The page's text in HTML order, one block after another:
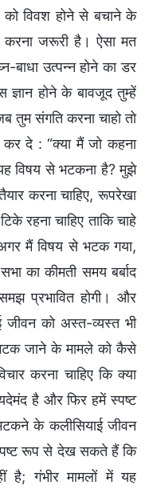
विवश होने से बचाने के
करना जरूरी है। ऐसा मत
बाधा उत्पन्न होने का डर
ज्ञान होने के बावजूद तुम्हें
संगति करना चाहो तो
दे : “क्या मैं जो कहना
विषय से भटकना है? मुझे
करना चाहिए, रूपरेखा
रहना चाहिए ताकि चाहे
मैं विषय से भटक गया,
का कीमती समय बर्बाद
प्रभावित होगी। और
जीवन को अस्त-व्यस्त भी
जाने के मामले को कैसे
करना चाहिए कि क्या
है और फिर हमें स्पष्ट
के कलीसियाई जीवन
रूप से देख सकते हैं कि
है; गंभीर मामलों में यह